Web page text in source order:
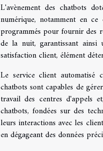
L'avènement des chatbots
numérique, notamment en
programmés pour fournir des
de la nuit, garantissant ainsi
satisfaction client, élément
Le service client automatisé
chatbots sont capables de
travail des centres d'appels
chatbots, fondées sur des
leurs interactions avec les
en dégageant des données